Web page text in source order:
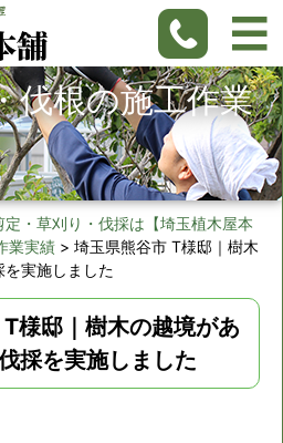
伐根の施工作業
・草刈り・伐採は【埼玉植木屋本
業実績 > 埼玉県熊谷市 T様邸｜樹木
実施しました
様邸｜樹木の越境があ
採を実施しました